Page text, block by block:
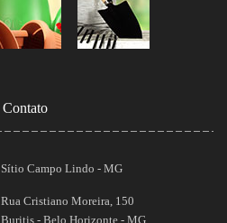
Contato
Sítio Campo Lindo - MG
Rua Cristiano Moreira, 150
Buritis - Belo Horizonte - MG